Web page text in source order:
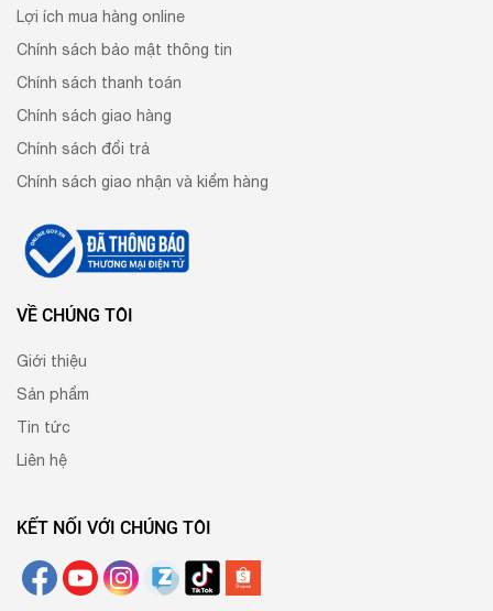
Lợi ích mua hàng online
Chính sách bảo mật thông tin
Chính sách thanh toán
Chính sách giao hàng
Chính sách đổi trả
Chính sách giao nhận và kiểm hàng
VỀ CHÚNG TÔI
Giới thiệu
Sản phẩm
Tin tức
Liên hệ
KẾT NỐI VỚI CHÚNG TÔI